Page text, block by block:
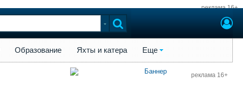
реклама 16+
Образование Яхты и катера Еще
реклама 16+